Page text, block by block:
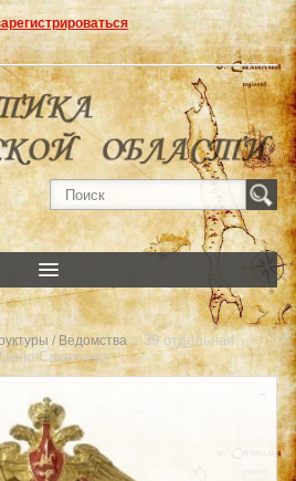
/ Ведомства» 39 отдельная
Сахалинск